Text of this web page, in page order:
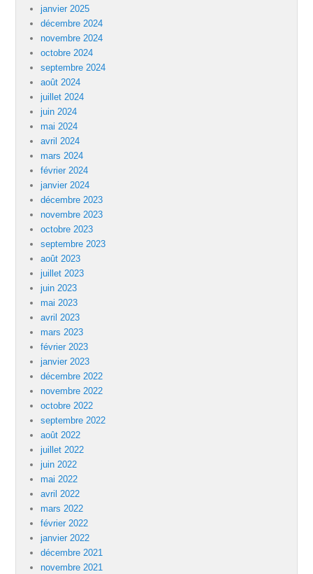
janvier 2025
décembre 2024
novembre 2024
octobre 2024
septembre 2024
août 2024
juillet 2024
juin 2024
mai 2024
avril 2024
mars 2024
février 2024
janvier 2024
décembre 2023
novembre 2023
octobre 2023
septembre 2023
août 2023
juillet 2023
juin 2023
mai 2023
avril 2023
mars 2023
février 2023
janvier 2023
décembre 2022
novembre 2022
octobre 2022
septembre 2022
août 2022
juillet 2022
juin 2022
mai 2022
avril 2022
mars 2022
février 2022
janvier 2022
décembre 2021
novembre 2021